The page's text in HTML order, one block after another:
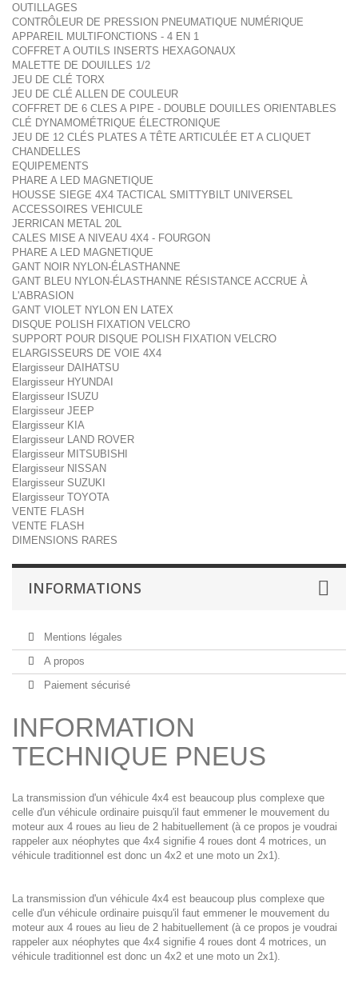
OUTILLAGES
CONTRÔLEUR DE PRESSION PNEUMATIQUE NUMÉRIQUE
APPAREIL MULTIFONCTIONS - 4 EN 1
COFFRET A OUTILS INSERTS HEXAGONAUX
MALETTE DE DOUILLES 1/2
JEU DE CLÉ TORX
JEU DE CLÉ ALLEN DE COULEUR
COFFRET DE 6 CLES A PIPE - DOUBLE DOUILLES ORIENTABLES
CLÉ DYNAMOMÉTRIQUE ÉLECTRONIQUE
JEU DE 12 CLÉS PLATES A TÊTE ARTICULÉE ET A CLIQUET
CHANDELLES
EQUIPEMENTS
PHARE A LED MAGNETIQUE
HOUSSE SIEGE 4X4 TACTICAL SMITTYBILT UNIVERSEL
ACCESSOIRES VEHICULE
JERRICAN METAL 20L
CALES MISE A NIVEAU 4X4 - FOURGON
PHARE A LED MAGNETIQUE
GANT NOIR NYLON-ÉLASTHANNE
GANT BLEU NYLON-ÉLASTHANNE RÉSISTANCE ACCRUE À
L'ABRASION
GANT VIOLET NYLON EN LATEX
DISQUE POLISH FIXATION VELCRO
SUPPORT POUR DISQUE POLISH FIXATION VELCRO
ELARGISSEURS DE VOIE 4X4
Elargisseur DAIHATSU
Elargisseur HYUNDAI
Elargisseur ISUZU
Elargisseur JEEP
Elargisseur KIA
Elargisseur LAND ROVER
Elargisseur MITSUBISHI
Elargisseur NISSAN
Elargisseur SUZUKI
Elargisseur TOYOTA
VENTE FLASH
VENTE FLASH
DIMENSIONS RARES
INFORMATIONS
Mentions légales
A propos
Paiement sécurisé
INFORMATION
TECHNIQUE PNEUS
La transmission d'un véhicule 4x4 est beaucoup plus complexe que
celle d'un véhicule ordinaire puisqu'il faut emmener le mouvement du
moteur aux 4 roues au lieu de 2 habituellement (à ce propos je voudrai
rappeler aux néophytes que 4x4 signifie 4 roues dont 4 motrices, un
véhicule traditionnel est donc un 4x2 et une moto un 2x1).
La transmission d'un véhicule 4x4 est beaucoup plus complexe que
celle d'un véhicule ordinaire puisqu'il faut emmener le mouvement du
moteur aux 4 roues au lieu de 2 habituellement (à ce propos je voudrai
rappeler aux néophytes que 4x4 signifie 4 roues dont 4 motrices, un
véhicule traditionnel est donc un 4x2 et une moto un 2x1).